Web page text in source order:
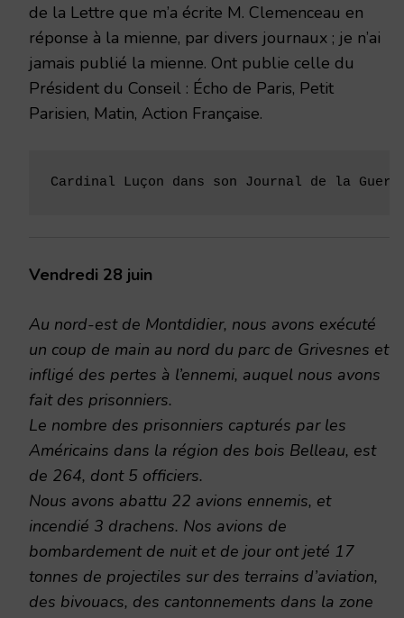
de la Lettre que m’a écrite M. Clemenceau en
réponse à la mienne, par divers journaux ; je n’ai
jamais publié la mienne. Ont publie celle du
Président du Conseil : Écho de Paris, Petit
Parisien, Matin, Action Française.
Cardinal Luçon dans son Journal de la
Vendredi 28 juin
Au nord-est de Montdidier, nous avons exécuté
un coup de main au nord du parc de Grivesnes et
infligé des pertes à l’ennemi, auquel nous avons
fait des prisonniers.
Le nombre des prisonniers capturés par les
Américains dans la région des bois Belleau, est
de 264, dont 5 officiers.
Nous avons abattu 22 avions ennemis, et
incendié 3 drachens. Nos avions de
bombardement de nuit et de jour ont jeté 17
tonnes de projectiles sur des terrains d’aviation,
des bivouacs, des cantonnements dans la zone